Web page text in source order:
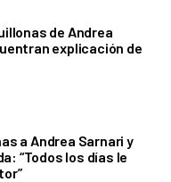
de Andrea
explicación de
a Andrea Sarnari y
“Todos los días le